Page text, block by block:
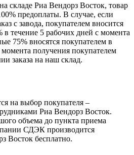
складе Риа Вендорз Восток, товар
предоплаты. В случае, если
c завода, покупателем вносится
в течение 5 рабочих дней с момента
75% вносятся покупателем в
получения покупателем
заказа на наш склад.
на выбор покупателя –
Риа Вендорз Восток.
объема до пункта приема
СДЭК производится
Восток бесплатно.